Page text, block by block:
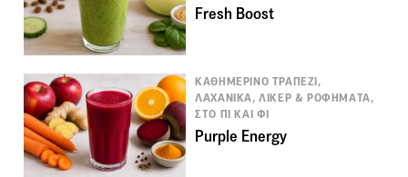
Fresh Boost
ΚΑΘΗΜΕΡΙΝΟ ΤΡΑΠΕΖΙ,
ΛΑΧΑΝΙΚΑ, ΛΙΚΕΡ & ΡΟΦΗΜΑΤΑ,
ΣΤΟ ΠΙ ΚΑΙ ΦΙ
Purple Energy